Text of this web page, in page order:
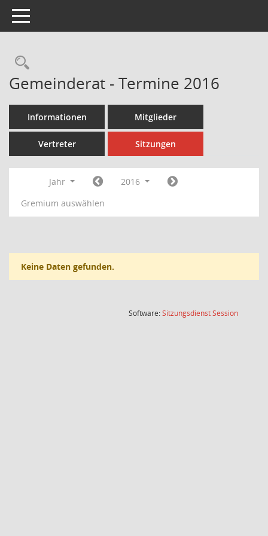
Toggle navigation
Rechercheauswahl
Gemeinderat - Termine 2016
Informationen Mitglieder
Vertreter Sitzungen
Jahr
2016
Gremium auswählen
Keine Daten gefunden.
Software:SitzungsdienstSession(Wird in